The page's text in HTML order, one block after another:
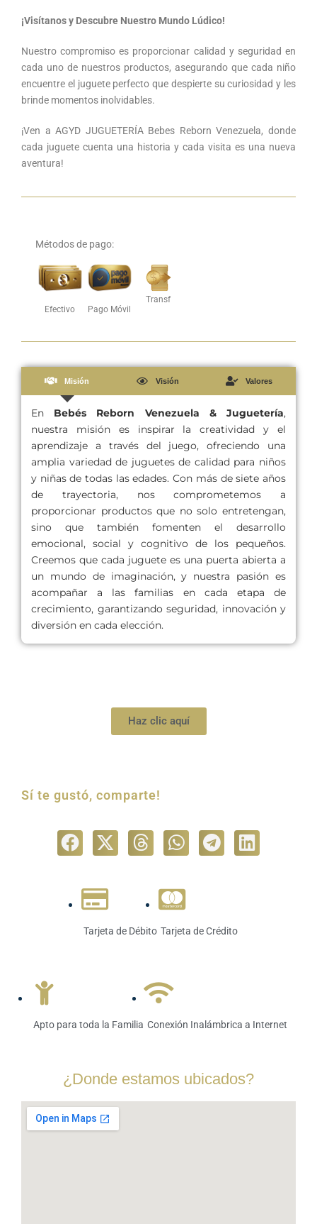
¡Visítanos y Descubre Nuestro Mundo Lúdico!
Nuestro compromiso es proporcionar calidad y seguridad en
cada uno de nuestros productos, asegurando que cada niño
encuentre el juguete perfecto que despierte su curiosidad y les
brinde momentos inolvidables.
¡Ven a AGYD JUGUETERÍA Bebes Reborn Venezuela, donde
cada juguete cuenta una historia y cada visita es una nueva
aventura!
Métodos de pago:
Efectivo Pago Móvil
Transf
Misión Visión Valores
En Bebés Reborn Venezuela & Juguetería,
nuestra misión es inspirar la creatividad y el
aprendizaje a través del juego, ofreciendo una
amplia variedad de juguetes de calidad para niños
y niñas de todas las edades. Con más de siete años
de trayectoria, nos comprometemos a
proporcionar productos que no solo entretengan,
sino que también fomenten el desarrollo
emocional, social y cognitivo de los pequeños.
Creemos que cada juguete es una puerta abierta a
un mundo de imaginación, y nuestra pasión es
acompañar a las familias en cada etapa de
crecimiento, garantizando seguridad, innovación y
diversión en cada elección.
Haz clic aquí
Sí te gustó, comparte!
Tarjeta de Débito Tarjeta de Crédito
Apto para toda la Familia Conexión Inalámbrica a Internet
¿Donde estamos ubicados?